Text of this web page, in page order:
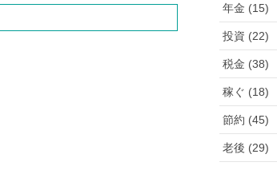
年金 (15)
投資 (22)
税金 (38)
稼ぐ (18)
節約 (45)
老後 (29)